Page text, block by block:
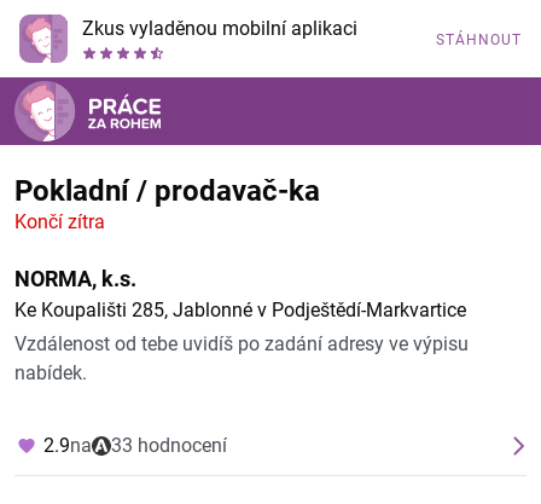
Zkus vyladěnou mobilní aplikaci STÁHNOUT
Pokladní / prodavač-ka
Končí zítra
NORMA, k.s.
Ke Koupališti 285, Jablonné v Podještědí-Markvartice
Vzdálenost od tebe uvidíš po zadání adresy ve výpisu
nabídek.
2.9na 33 hodnocení